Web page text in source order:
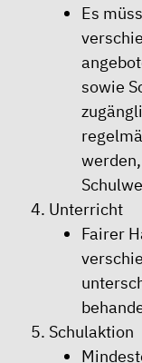
Es
sowie
Unterricht
Fairer
Schulaktion